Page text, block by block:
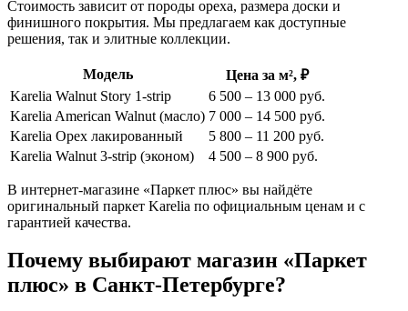
Стоимость зависит от породы ореха, размера доски и
финишного покрытия. Мы предлагаем как доступные
решения, так и элитные коллекции.
Модель
Цена за м², ₽
Karelia Walnut Story 1-strip
6 500 – 13 000 руб.
Karelia American Walnut (масло) 7 000 – 14 500 руб.
Karelia Орех лакированный
5 800 – 11 200 руб.
Karelia Walnut 3-strip (эконом)
4 500 – 8 900 руб.
В интернет-магазине «Паркет плюс» вы найдёте
оригинальный паркет Karelia по официальным ценам и с
гарантией качества.
Почему выбирают магазин «Паркет
плюс» в Санкт-Петербурге?